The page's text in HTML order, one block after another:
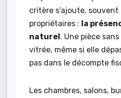
critère s’ajoute, souvent
propriétaires : la
naturel. Une pièce
vitrée, même si elle
pas dans le décompte
Les chambres, salons,